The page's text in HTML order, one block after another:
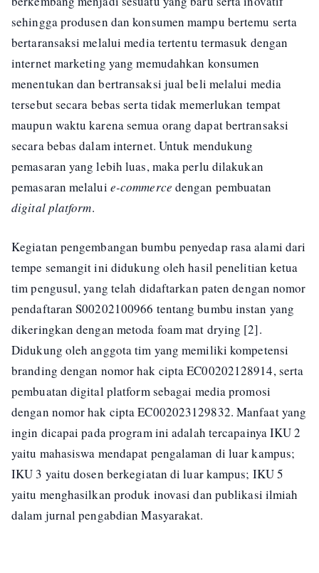
sehingga produsen dan konsumen mampu bertemu serta
bertaransaksi melalui media tertentu termasuk dengan
internet marketing yang memudahkan konsumen
menentukan dan bertransaksi jual beli melalui media
tersebut secara bebas serta tidak memerlukan tempat
maupun waktu karena semua orang dapat bertransaksi
secara bebas dalam internet. Untuk mendukung
pemasaran yang lebih luas, maka perlu dilakukan
pemasaran melalui e-commerce dengan pembuatan
digital platform.
Kegiatan pengembangan bumbu penyedap rasa alami dari
tempe semangit ini didukung oleh hasil penelitian ketua
tim pengusul, yang telah didaftarkan paten dengan nomor
pendaftaran S00202100966 tentang bumbu instan yang
dikeringkan dengan metoda foam mat drying [2].
Didukung oleh anggota tim yang memiliki kompetensi
branding dengan nomor hak cipta EC00202128914, serta
pembuatan digital platform sebagai media promosi
dengan nomor hak cipta EC002023129832. Manfaat yang
ingin dicapai pada program ini adalah tercapainya IKU 2
yaitu mahasiswa mendapat pengalaman di luar kampus;
IKU 3 yaitu dosen berkegiatan di luar kampus; IKU 5
yaitu menghasilkan produk inovasi dan publikasi ilmiah
dalam jurnal pengabdian Masyarakat.